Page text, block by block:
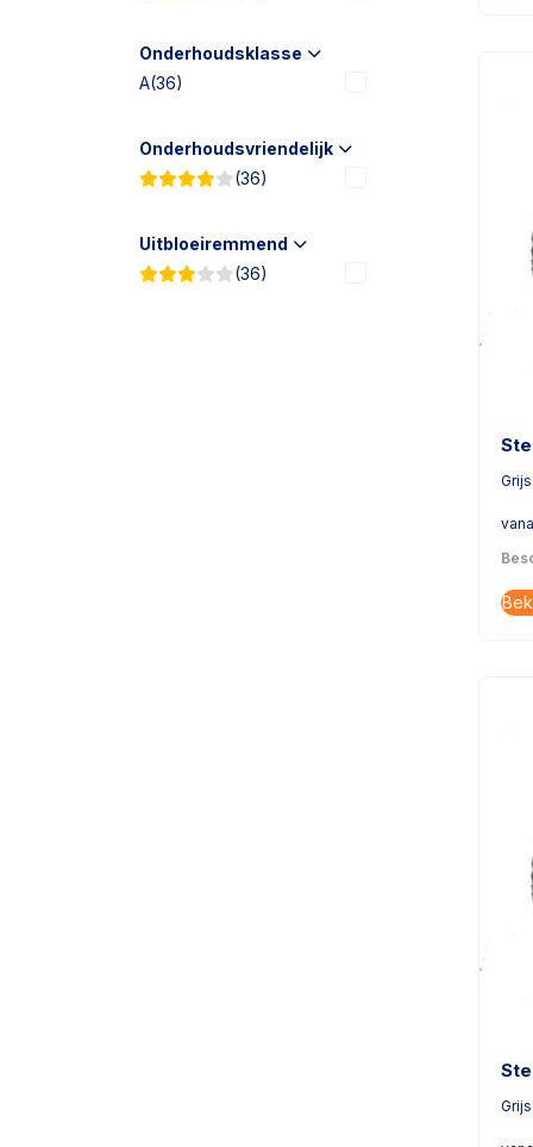
Onderhoudsklasse
A(36)
Onderhoudsvriendelijk
(36)
Uitbloeiremmend
(36)
Grijs
Grijs